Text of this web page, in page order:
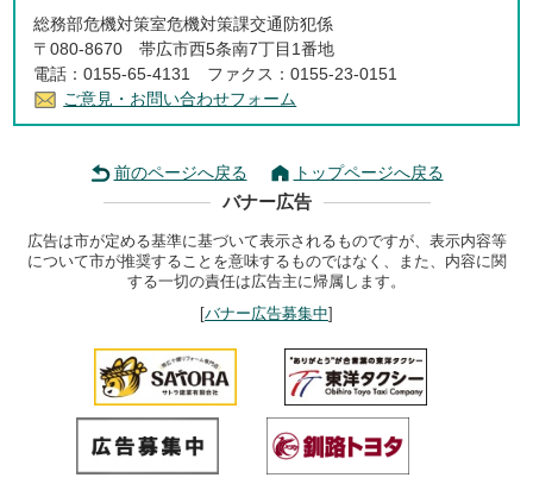
総務部危機対策室危機対策課交通防犯係
〒080-8670 帯広市西5条南7丁目1番地
電話：0155-65-4131 ファクス：0155-23-0151
ご意見・お問い合わせフォーム
前のページへ戻る トップページへ戻る
バナー広告
広告は市が定める基準に基づいて表示されるものですが、表示内容等
について市が推奨することを意味するものではなく、また、内容に関
する一切の責任は広告主に帰属します。
[バナー広告募集中]